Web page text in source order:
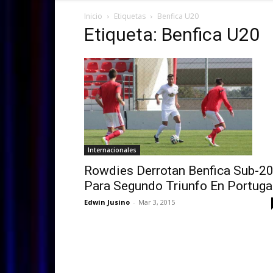
Inicio Etiquetas Benfica U20
Etiqueta: Benfica U20
Internacionales
Rowdies Derrotan Benfica Sub-20
Para Segundo Triunfo En
Edwin Jusino - Mar 3, 2015